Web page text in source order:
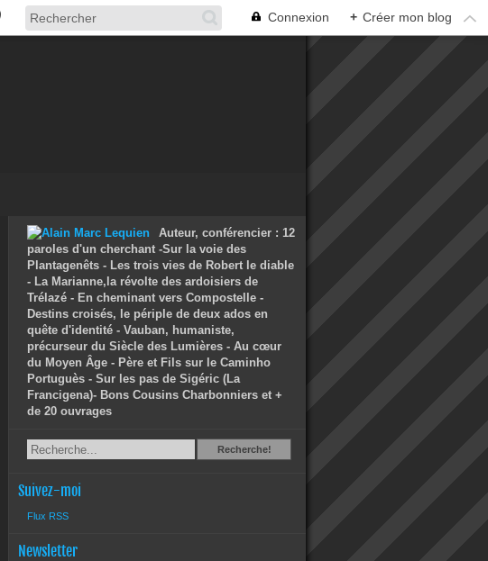
Connexion + Créer mon blog
Auteur, conférencier : 12
paroles d'un cherchant -Sur la voie des
Plantagenêts - Les trois vies de Robert le diable
- La Marianne,la révolte des ardoisiers de
Trélazé - En cheminant vers Compostelle -
Destins croisés, le périple de deux ados en
quête d'identité - Vauban, humaniste,
précurseur du Siècle des Lumières - Au cœur
du Moyen Âge - Père et Fils sur le Caminho
Portuguès - Sur les pas de Sigéric (La
Francigena)- Bons Cousins Charbonniers et +
de 20 ouvrages
RechercheRecherche!
Suivez-moi
Flux RSS
Newsletter